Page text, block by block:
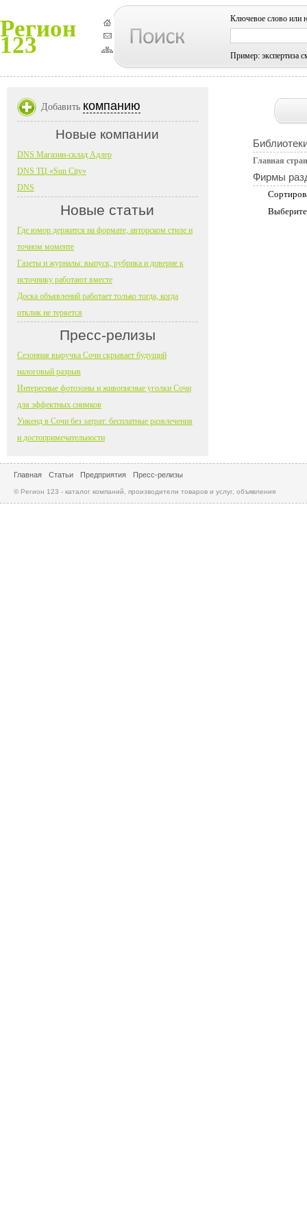
Регион
123
Ключевое слово или
Пример: экспертиза
Главная
Фирмы
Добавить компанию
Новые компании
DNS Магазин-склад Адлер
DNS ТЦ «Sun City»
DNS
Новые статьи
Где юмор держится на формате, авторском стиле и
точном моменте
Газеты и журналы: выпуск, рубрика и доверие к
источнику работают вместе
Доска объявлений работает только тогда, когда
отклик не теряется
Пресс-релизы
Сезонная выручка Сочи скрывает будущий
налоговый разрыв
Интересные фотозоны и живописные уголки Сочи
для эффектных снимков
Уикенд в Сочи без затрат: бесплатные развлечения
и достопримечательности
Главная Статьи Предприятия Пресс-релизы
© Регион 123 - каталог компаний, производители товаров и услуг, объявления